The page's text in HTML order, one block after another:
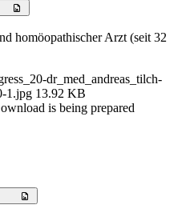
homöopathischer Arzt (seit 32
dr_med_andreas_tilch-
1.jpg 13.92 KB
is being prepared